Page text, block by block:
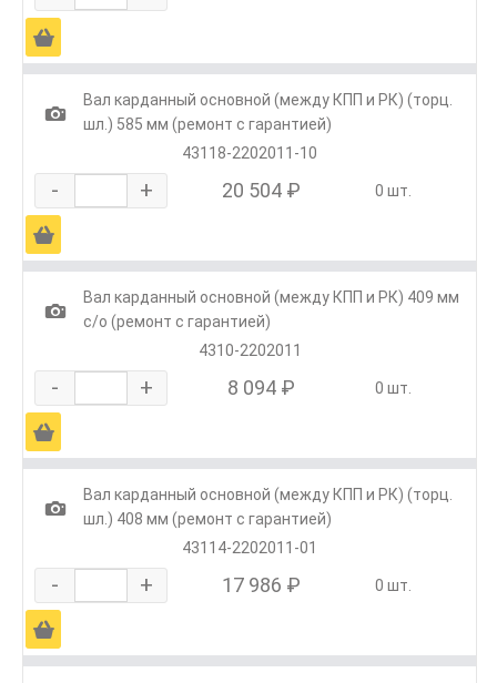
Ä
1
Вал карданный основной (между КПП и РК) (торц.
шл.) 585 мм (ремонт с гарантией)
43118-2202011-10
- + 20 504 ₽ 0 шт.
Ä
1
Вал карданный основной (между КПП и РК) 409 мм
с/о (ремонт с гарантией)
4310-2202011
- + 8 094 ₽ 0 шт.
Ä
1
Вал карданный основной (между КПП и РК) (торц.
шл.) 408 мм (ремонт с гарантией)
43114-2202011-01
- + 17 986 ₽ 0 шт.
Ä